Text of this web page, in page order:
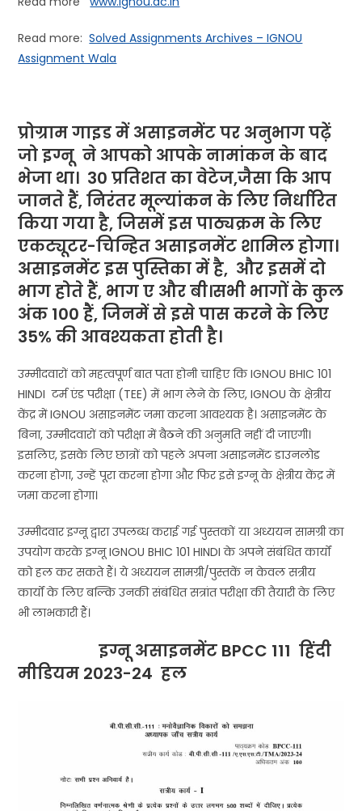
Read more:Solved Assignments Archives – IGNOU
Assignment Wala
प्रोग्राम गाइड में असाइनमेंट पर अनुभाग पढ़ें
जोइग्नू ने आपको आपके नामांकन के बाद
भेजा था। 30 प्रतिशत का वेटेज,जैसा कि आप
जानते हैं, निरंतर मूल्यांकन के लिए निर्धारित
किया गया है, जिसमें इस पाठ्यक्रम के लिए
एकट्यूटर-चिन्हित असाइनमेंट शामिल होगा।
असाइनमेंट इस पुस्तिका में है, और इसमें दो
भाग होते हैं, भाग ए और बी।सभी भागों के कुल
अंक 100 हैं, जिनमें से इसे पास करने के लिए
35% की आवश्यकता होती है।
उम्मीदवारों को महत्वपूर्ण बात पता होनी चाहिए कि IGNOU BHIC 101
HINDI टर्म एंड परीक्षा (TEE) में भाग लेने के लिए, IGNOU के क्षेत्रीय
केंद्र में IGNOU असाइनमेंट जमा करना आवश्यक है। असाइनमेंट के
बिना, उम्मीदवारों को परीक्षा में बैठने की अनुमति नहीं दी जाएगी।
इसलिए, इसके लिए छात्रों को पहले अपना असाइनमेंट डाउनलोड
करना होगा, उन्हें पूरा करना होगा और फिर इसे इग्नू के क्षेत्रीय केंद्र में
जमा करना होगा।
उम्मीदवार इग्नू द्वारा उपलब्ध कराई गई पुस्तकों या अध्ययन सामग्री का
उपयोग करके इग्नू IGNOU BHIC 101 HINDI के अपने संबंधित कार्यों
को हल कर सकते हैं। ये अध्ययन सामग्री/पुस्तकें न केवल सत्रीय
कार्यों के लिए बल्कि उनकी संबंधित सत्रांत परीक्षा की तैयारी के लिए
भी लाभकारी हैं।
इग्नू असाइनमेंट BPCC 111 हिंदी
मीडियम 2023-24 हल